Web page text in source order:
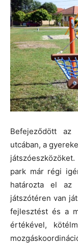
Befejeződött az
utcában, a
park már régi
határozta el az
játszótéren van
fejlesztést és a
értékével,